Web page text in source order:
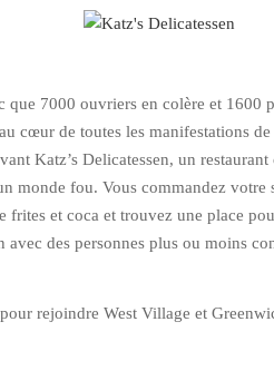
que 7000 ouvriers en colère et 1600
cœur de toutes les manifestations
Katz’s Delicatessen, un
monde fou. Vous commandez votre
frites et coca et trouvez une place
avec des personnes plus ou moins
rejoindre West Village et